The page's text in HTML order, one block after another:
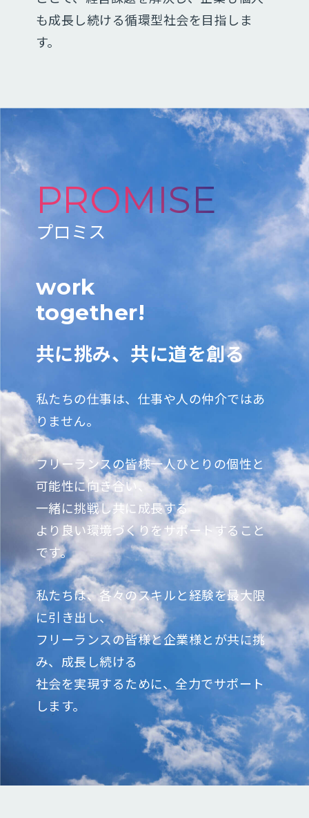
も成長し続ける循環型社会を目指しま
す。
PROMISE
プロミス
work
together!
共に挑み、共に道を創る
私たちの仕事は、仕事や人の仲介ではあ
りません。
フリーランスの皆様一人ひとりの個性と
可能性に向き合い、
一緒に挑戦し共に成長する
より良い環境づくりをサポートすること
です。
私たちは、各々のスキルと経験を最大限
に引き出し、
フリーランスの皆様と企業様とが共に挑
み、成長し続ける
社会を実現するために、全力でサポート
します。